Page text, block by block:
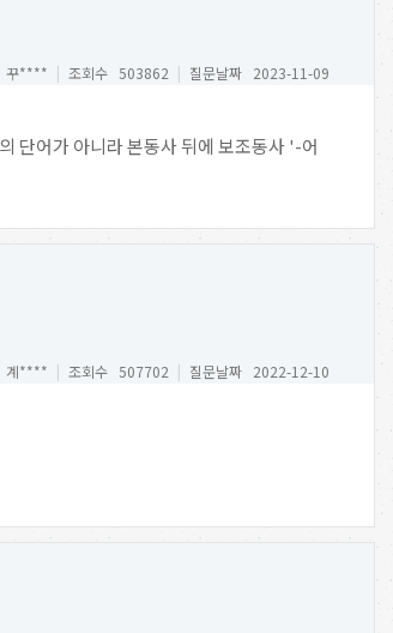
꾸**** | 조회수 503862 | 질문날짜 2023-11-09
단어가 아니라 본동사 뒤에 보조동사 '-어
계**** | 조회수 507702 | 질문날짜 2022-12-10